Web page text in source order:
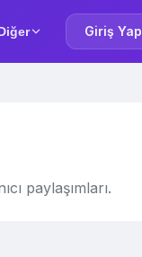
Giriş Yap
paylaşımları.